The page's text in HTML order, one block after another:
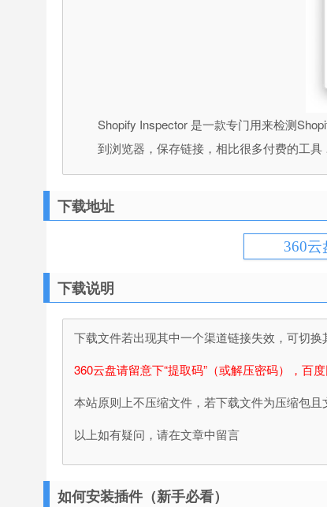
Shopify Inspector 是一款专门用来检测
到浏览器，保存链接，相比很多付费的工
下载地址
360云
下载说明
下载文件若出现其中一个渠道链接失效，可切
360云盘请留意下“提取码”（或解压密码），百
本站原则上不压缩文件，若下载文件为压缩包
以上如有疑问，请在文章中留言
如何安装插件（新手必看）